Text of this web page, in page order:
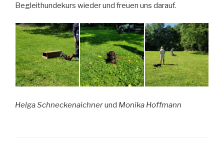
Begleithundekurs wieder und freuen uns darauf.
Helga Schneckenaichnerund Monika Hoffmann